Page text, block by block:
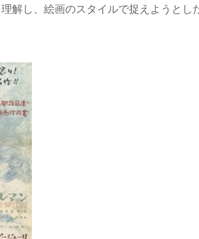
解し、絵画のスタイルで捉えようとし